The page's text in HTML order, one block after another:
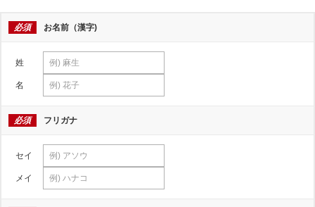
必須 お名前（漢字)
姓
名
必須 フリガナ
セイ
メイ